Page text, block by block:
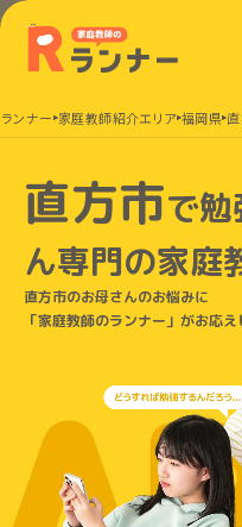
ンナー 家庭教師紹介エリア 福岡県
直方市で
ん専門の家庭
直方市のお母さんのお悩みに
「家庭教師のランナー」がお応え